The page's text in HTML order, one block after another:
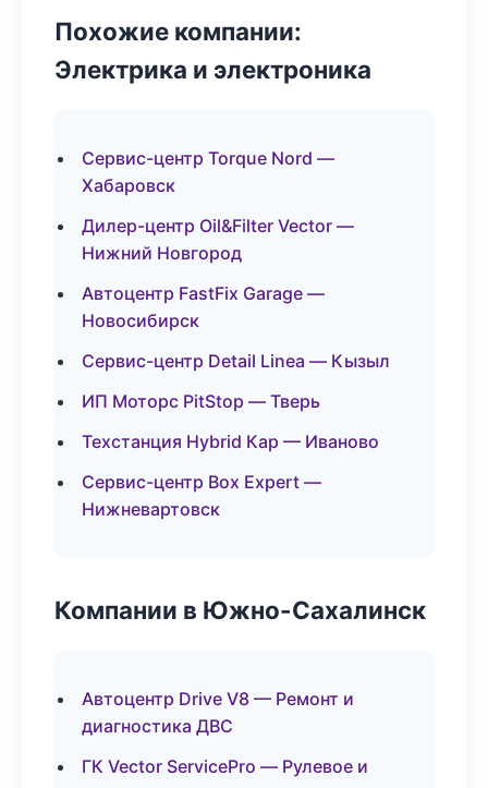
Похожие компании:
Электрика и электроника
Сервис-центр Torque Nord —
Хабаровск
Дилер-центр Oil&Filter Vector —
Нижний Новгород
Автоцентр FastFix Garage —
Новосибирск
Сервис-центр Detail Linea — Кызыл
ИП Моторс PitStop — Тверь
Техстанция Hybrid Кар — Иваново
Сервис-центр Box Expert —
Нижневартовск
Компании в Южно-Сахалинск
Автоцентр Drive V8 — Ремонт и
диагностика ДВС
ГК Vector ServicePro — Рулевое и